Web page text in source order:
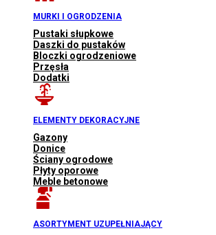
MURKI I OGRODZENIA
Pustaki słupkowe
Daszki do pustaków
Bloczki ogrodzeniowe
Przęsła
Dodatki
ELEMENTY DEKORACYJNE
Gazony
Donice
Ściany ogrodowe
Płyty oporowe
Meble betonowe
ASORTYMENT UZUPEŁNIAJĄCY